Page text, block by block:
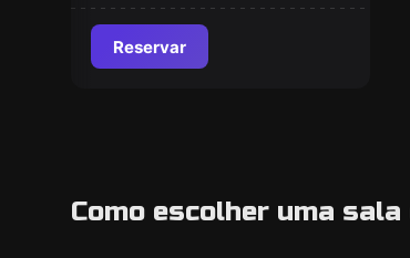
Reservar
Como escolher uma